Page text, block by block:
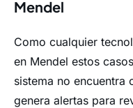
Mendel
Como cualquier
en Mendel estos
sistema no encuentra
genera alertas para